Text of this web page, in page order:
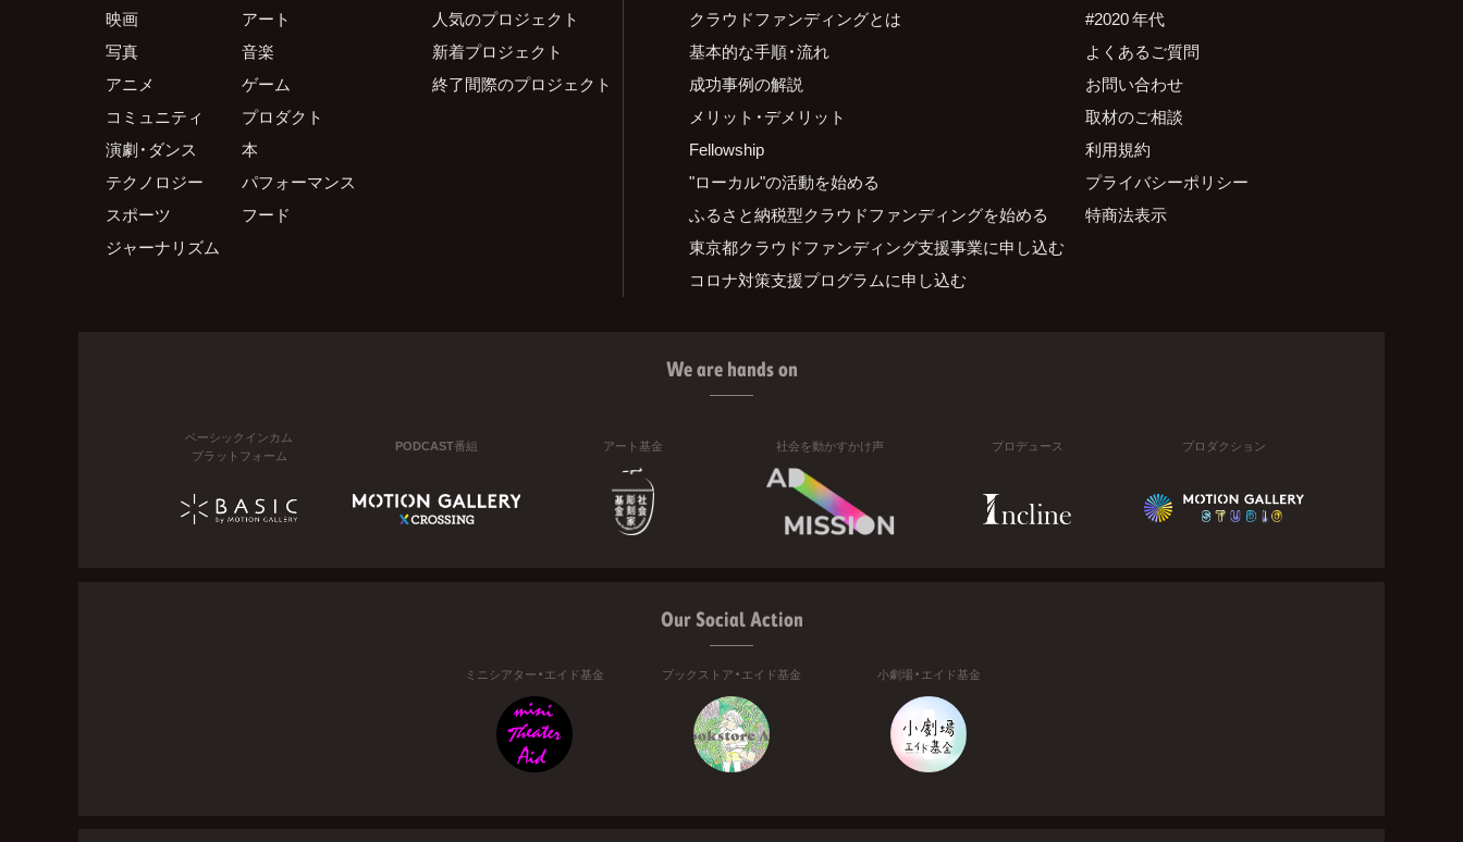
映画
アート
写真
音楽
アニメ
ゲーム
コミュニティ
プロダクト
演劇・ダンス
本
テクノロジー
パフォーマンス
スポーツ
フード
ジャーナリズム
人気のプロジェクト
新着プロジェクト
終了間際のプロジェクト
クラウドファンディングとは
基本的な手順・流れ
成功事例の解説
メリット・デメリット
Fellowship
"ローカル"の活動を始める
ふるさと納税型クラウドファンディングを始める
東京都クラウドファンディング支援事業に申し込む
コロナ対策支援プログラムに申し込む
#2020 年代
よくあるご質問
お問い合わせ
取材のご相談
利用規約
プライバシーポリシー
特商法表示
We are hands on
ベーシックインカム
プラットフォーム
PODCAST番組 アート基金 社会を動かすかけ声 プロデュース プロダクション
Our Social Action
ミニシアター・エイド基金 ブックストア・エイド基金 小劇場・エイド基金